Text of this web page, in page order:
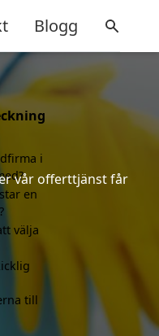
Blogg
vår offerttjänst får
i
en
välja
till